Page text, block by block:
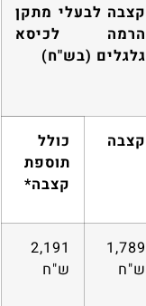
קצבה לבעלי מתקן
הרמה לכיסא
גלגלים (בש"ח)
קצבה
כולל
תוספת
קצבה*
1,789
ש"ח
2,191
ש"ח